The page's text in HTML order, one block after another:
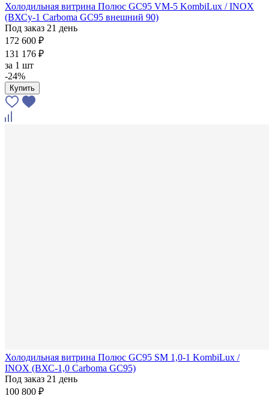
Холодильная витрина Полюс GC95 VM-5 KombiLux / INOX
(ВХСу-1 Carboma GC95 внешний 90)
Под заказ 21 день
172 600 ₽
131 176 ₽
за 1 шт
-24%
Купить
Холодильная витрина Полюс GC95 SM 1,0-1 KombiLux /
INOX (ВХС-1,0 Carboma GC95)
Под заказ 21 день
100 800 ₽